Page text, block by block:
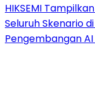
HIKSEMI
Seluruh Skenario
Pengembangan